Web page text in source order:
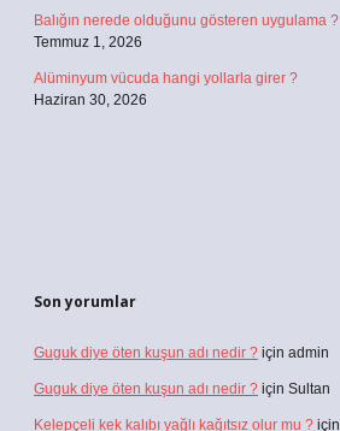
Balığın nerede olduğunu gösteren uygulama ?
Temmuz 1, 2026
Alüminyum vücuda hangi yollarla girer ?
Haziran 30, 2026
Son yorumlar
Guguk diye öten kuşun adı nedir ? için admin
Guguk diye öten kuşun adı nedir ? için Sultan
Kelepçeli kek kalıbı yağlı kağıtsız olur mu ? için